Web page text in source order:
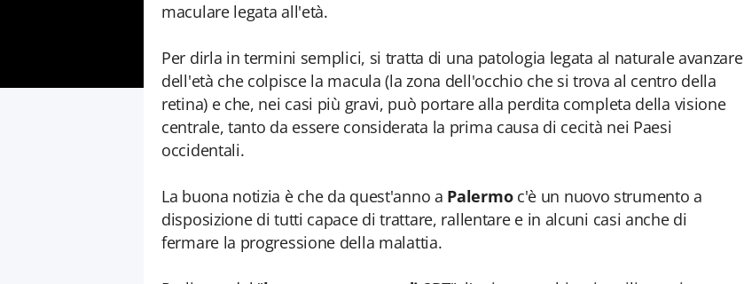
maculare legata all'età.
Per dirla in termini semplici, si tratta di una patologia legata al naturale avanzare
dell'età che colpisce la macula (la zona dell'occhio che si trova al centro della
retina) e che, nei casi più gravi, può portare alla perdita completa della visione
centrale, tanto da essere considerata la prima causa di cecità nei Paesi
occidentali.
La buona notizia è che da quest'anno a Palermo c'è un nuovo strumento a
disposizione di tutti capace di trattare, rallentare e in alcuni casi anche di
fermare la progressione della malattia.